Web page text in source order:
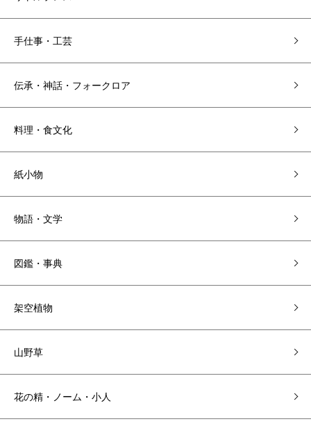
手仕事・工芸
伝承・神話・フォークロア
料理・食文化
紙小物
物語・文学
図鑑・事典
架空植物
山野草
花の精・ノーム・小人